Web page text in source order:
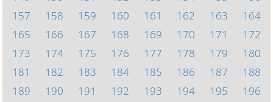
157
158 159 160 161 162 163
164
165
166 167 168 169 170 171
172
173
174 175 176 177 178 179
180
181
182 183 184 185 186 187
188
189
190 191 192 193 194 195
196